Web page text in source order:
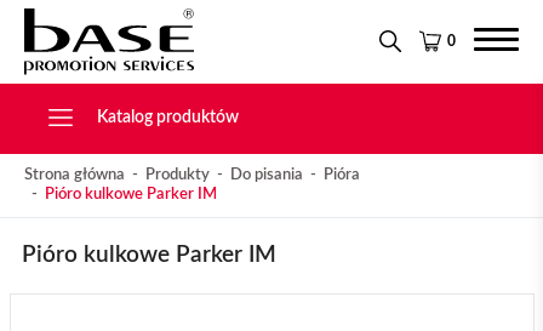
0
KONTAKT
Katalog produktów
Tekstylia
Świąteczne
Drobiazgi, Breloki
Strona główna Produkty Do pisania
Pióra
Pióro kulkowe Parker IM
Pióro kulkowe Parker IM